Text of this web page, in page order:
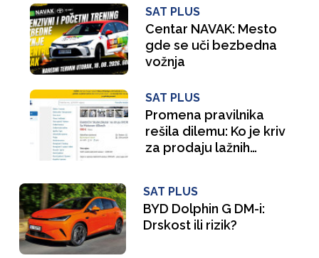
"gugla" na pauzi za
kafu?
SAT PLUS
Centar NAVAK: Mesto
gde se uči bezbedna
vožnja
SAT PLUS
Promena pravilnika
rešila dilemu: Ko je kriv
za prodaju lažnih
SAT PLUS
BYD Dolphin G DM-i:
Drskost ili rizik?